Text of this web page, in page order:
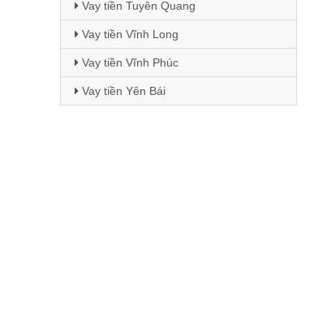
Vay tiền Tuyên Quang
Vay tiền Vĩnh Long
Vay tiền Vĩnh Phúc
Vay tiền Yên Bái